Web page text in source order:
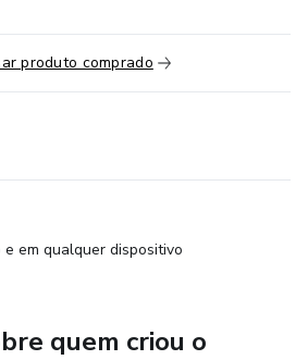
produto comprado
em qualquer dispositivo
quem criou o